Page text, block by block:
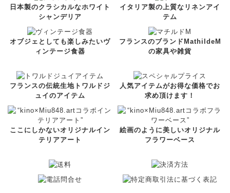
日本製のクラシカルなホワイト
シャンデリア
イタリア製の上質なリネンアイ
テム
オブジェとしても楽しみたいヴ
ィンテージ食器
フランスのブランドMathildeM
の家具や雑貨
フランスの伝統生地トワルドジ
ュイのアイテム
人気アイテムがお得な価格でお
求め頂けます！
ここにしかないオリジナルイン
テリアアート
絵画のように美しいオリジナル
フラワーベース